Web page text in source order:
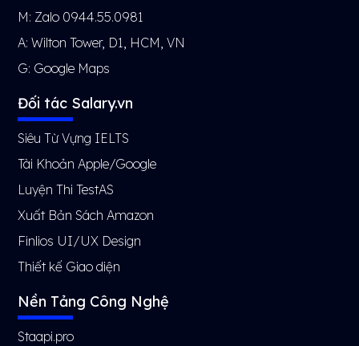
M: Zalo 0944.55.0981
A: Wilton Tower, D1, HCM, VN
G: Google Maps
Đối tác Salary.vn
Siêu Từ Vựng IELTS
Tài Khoản Apple/Google
Luyện Thi TestAS
Xuất Bản Sách Amazon
Finlios UI/UX Design
Thiết kế Giao diện
Nền Tảng Công Nghệ
Staapi.pro